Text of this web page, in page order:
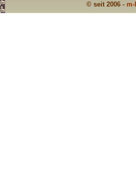
© seit 2006 -